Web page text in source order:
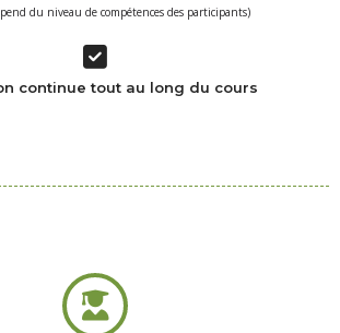
du niveau de compétences des participants)
continue tout au long du cours